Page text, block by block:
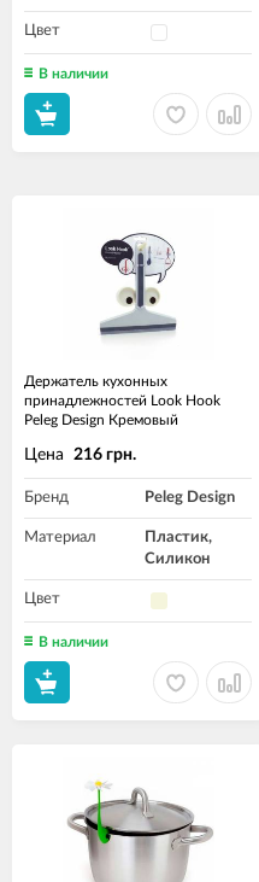
Цвет
В наличии
Держатель кухонных
принадлежностей Look Hook
Peleg Design Кремовый
Цена 216 грн.
Бренд Peleg Design
Материал
Пластик,
Силикон
Цвет
В наличии